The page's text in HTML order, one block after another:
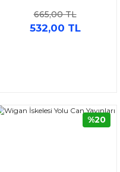
665,00 TL
532,00 TL
%20